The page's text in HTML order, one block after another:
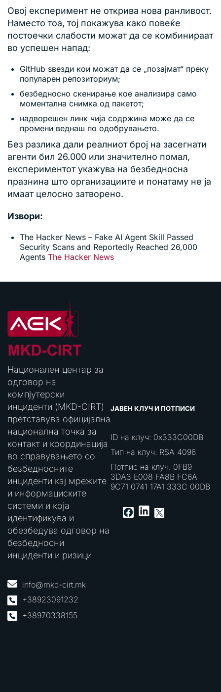
Овој експеримент не открива нова ранливост.
Наместо тоа, тој покажува како повеќе
постоечки слабости можат да се комбинираат
во успешен напад:
GitHub ѕвезди кои можат да се „позајмат“ преку
популарен репозиториум;
безбедносно скенирање кое анализира само
моментална снимка од пакетот;
надворешен линк чија содржина може да се
промени веднаш по одобрувањето.
Без разлика дали реалниот број на засегнати
агенти бил 26.000 или значително помал,
експериментот укажува на безбедносна
празнина што организациите и понатаму не ја
имаат целосно затворено.
Извори:
The Hacker News – Fake AI Agent Skill Passed
Security Scans and Reportedly Reached 26,000
Agents The Hacker News
Национален центар за
одговор на
компјутерски
инциденти (MKD-CIRT)
претставува официјална
национална точка за
контакт и координација
во справувањето со
безбедносните
инциденти кај мрежите
и информациските
системи и која
идентификува и
обезбедува одговор на
безбедносни
инциденти и ризици.
info@mkd-cirt.mk
+38923091232
+38970338155
ЈАВЕН КЛУЧ И ПОТПИСИ
ID на клуч: 0x333C00DB
Тип на клуч: RSA 4096
Потпис на клуч: 0FB9
3DA3 E008 FA8B FC6A
9C71 0741 17A1 333C 00DB
Facebook
LinkedIn
X